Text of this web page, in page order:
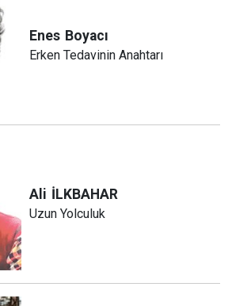
Enes Boyacı
Erken Tedavinin Anahtarı
Ali İLKBAHAR
Uzun Yolculuk